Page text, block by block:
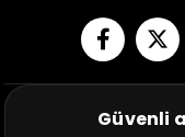
Güvenli